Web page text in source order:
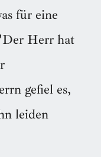
für eine
Herr hat
gefiel es,
leiden